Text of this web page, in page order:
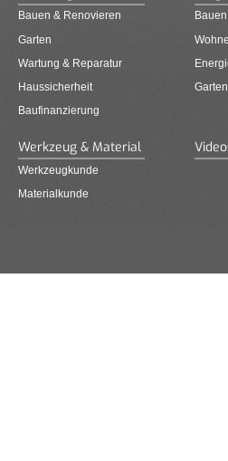
Bauen & Renovieren
Garten
Wartung & Reparatur
Haussicherheit
Baufinanzierung
Bauen
Garten
Werkzeug & Material
Werkzeugkunde
Materialkunde